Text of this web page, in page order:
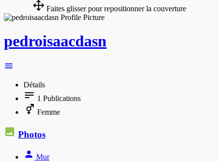
Faites glisser pour repositionner la couverture
pedroisaacdasn
Détails
1 Publications
Femme
Photos
Mur